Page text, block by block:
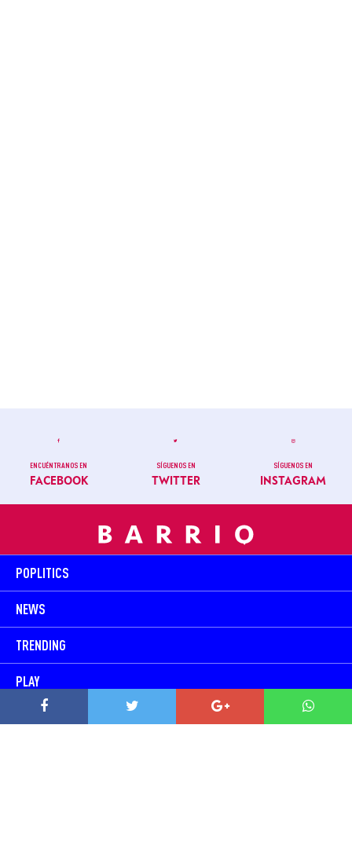
ENCUÉNTRANOS EN
FACEBOOK
SÍGUENOS EN
TWITTER
SÍGUENOS EN
INSTAGRAM
POPLITICS
NEWS
TRENDING
PLAY